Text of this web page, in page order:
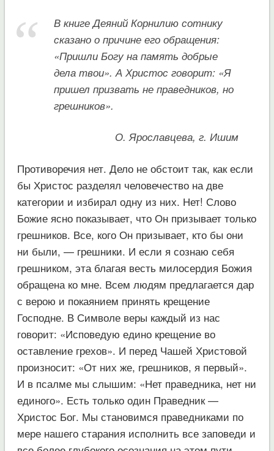
В книге Деяний Корнилию сотнику
сказано о причине его обращения:
«Пришли Богу на память добрые
дела твои». А Христос говорит: «Я
пришел призвать не праведников, но
грешников».
О. Ярославцева, г. Ишим
Противоречия нет. Дело не обстоит так, как если
бы Христос разделял человечество на две
категории и избирал одну из них. Нет! Слово
Божие ясно показывает, что Он призывает только
грешников. Все, кого Он призывает, кто бы они
ни были, — грешники. И если я сознаю себя
грешником, эта благая весть милосердия Божия
обращена ко мне. Всем людям предлагается дар
с верою и покаянием принять крещение
Господне. В Символе веры каждый из нас
говорит: «Исповедую едино крещение во
оставление грехов». И перед Чашей Христовой
произносит: «От них же, грешников, я первый».
И в псалме мы слышим: «Нет праведника, нет ни
единого». Есть только один Праведник —
Христос Бог. Мы становимся праведниками по
мере нашего старания исполнить все заповеди и